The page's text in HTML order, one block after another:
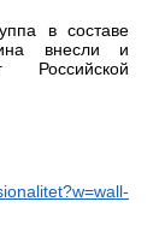
в составе
внесли и
Российской